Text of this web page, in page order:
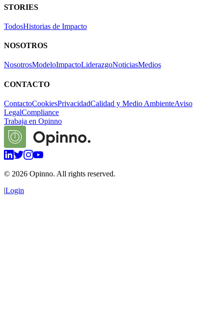
STORIES
TodosHistorias de Impacto
NOSOTROS
NosotrosModeloImpactoLiderazgoNoticiasMedios
CONTACTO
ContactoCookiesPrivacidadCalidad y Medio AmbienteAviso
LegalCompliance
Trabaja en Opinno
© 2026 Opinno. All rights reserved.
|Login